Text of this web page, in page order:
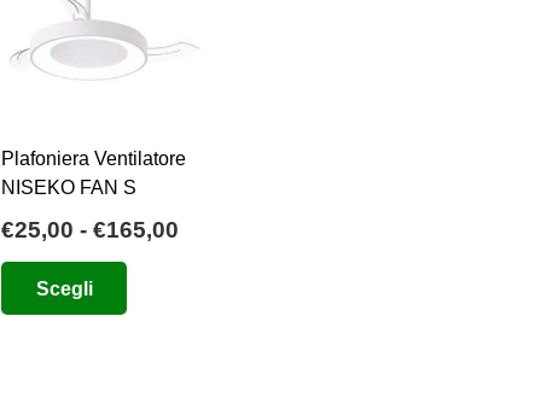
Plafoniera Ventilatore
NISEKO FAN S
€25,00 - €165,00Fascia
Scegli